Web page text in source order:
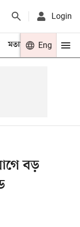
Login
মতামত খেলা
Eng
বড়